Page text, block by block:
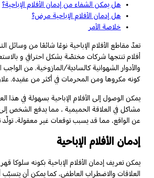
هل يمكن الشفاء من إدمان الأفلام الإباحية؟
هل إدمان الأفلام الإباحية مرض؟
خلاصة الأمر
تعدّ مقاطع الأفلام الإباحية نوعًا شائعًا من
أفلام تنتجها شركات مختصّة بشكل احترافي و
والأدوار الشهوانية كالسادية/المازوخية. من
كونه مكروها ومن المحرمات في أكثر من عقيدة.
يمكن الوصول إلى الأفلام الإباحية بسهولة في
مشاكل في العلاقة الحميمية ، مما يدفع الشخص إلى
عن الواقع، مما قد يسبب توقعات غير معقولة،
إدمان الأفلام الإباحية
يمكن تعريف إدمان الأفلام الإباحية بكونه
العلاقات والاضطراب العاطفي، كما يمكن أن